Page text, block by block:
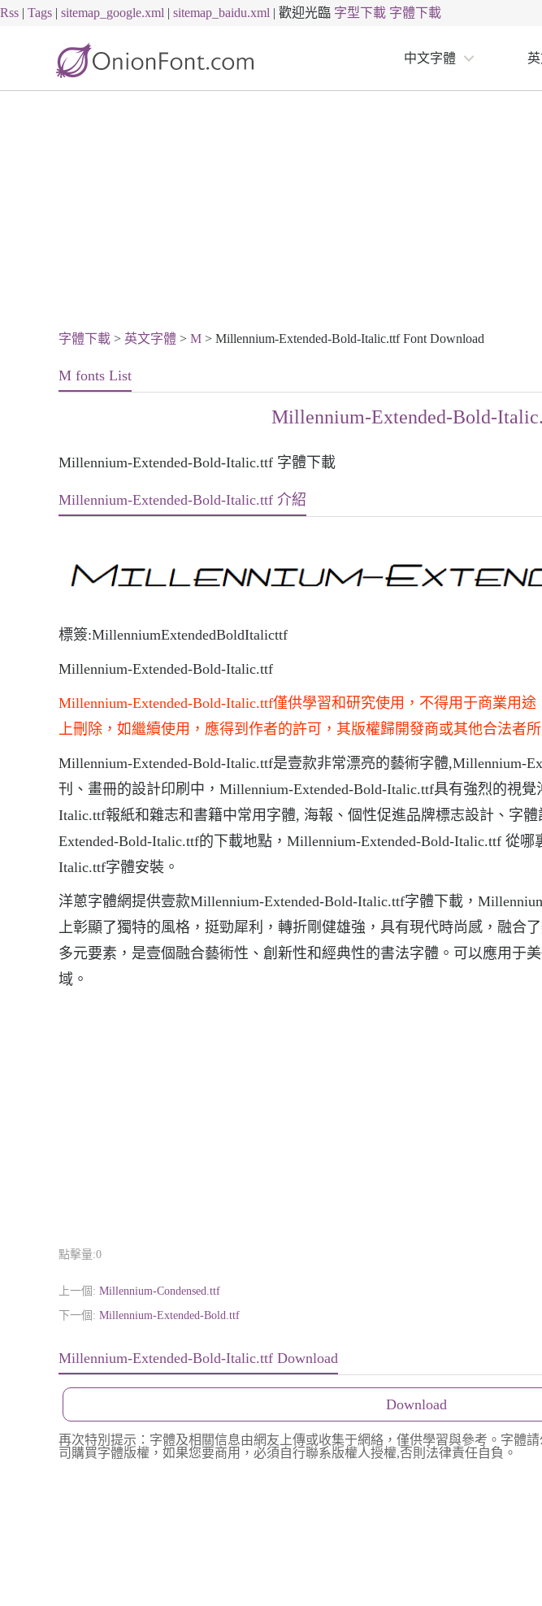
Rss | Tags | sitemap_google.xml | sitemap_baidu.xml | 歡迎光臨 字型下載 字體下載
中文字體
字體下載 > 英文字體 > M > Millennium-Extended-Bold-Italic.ttf Font Download
M fonts List
Millennium-Extended-Bold-
Millennium-Extended-Bold-Italic.ttf 字體下載
Millennium-Extended-Bold-Italic.ttf 介紹
標簽:MillenniumExtendedBoldItalicttf
Millennium-Extended-Bold-Italic.ttf
Millennium-Extended-Bold-Italic.ttf僅供學習和研究使用，不得用于商業用
上刪除，如繼續使用，應得到作者的許可，其版權歸開發商或其他合法者所
Millennium-Extended-Bold-Italic.ttf是壹款非常漂亮的藝術字體,Millennium-
刊、畫冊的設計印刷中，Millennium-Extended-Bold-Italic.ttf具有強烈的視覺
Italic.ttf報紙和雜志和書籍中常用字體, 海報、個性促進品牌標志設計、字
Extended-Bold-Italic.ttf的下載地點，Millennium-Extended-Bold-Italic.ttf 從哪
Italic.ttf字體安裝。
洋蔥字體網提供壹款Millennium-Extended-Bold-Italic.ttf字體下載，
上彰顯了獨特的風格，挺勁犀利，轉折剛健雄強，具有現代時尚感，融合
多元要素，是壹個融合藝術性、創新性和經典性的書法字體。可以應用于
域。
點擊量:0
上一個: Millennium-Condensed.ttf
下一個: Millennium-Extended-Bold.ttf
Millennium-Extended-Bold-Italic.ttf Download
Download
再次特別提示：字體及相關信息由網友上傳或收集于網絡，僅供學習與參考。字體
司購買字體版權，如果您要商用，必須自行聯系版權人授權,否則法律責任自負。